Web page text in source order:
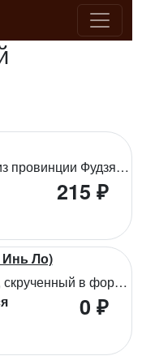
Высокогорный чай из провинции Фудзянь. Изготовлен из листьев и нежных почек. Богатый вкус и нежный аромат свойственен качественному чаю. Оставляет приятное сладковатое послевкусие. Очистительные свойства чая положительно сказываются на лимфатической системе, стимулирует жизнедеятельность, предупреждает старение клеток, накопление солей.
215 ₽
Инь Ло)
Замечательный чай, скрученный в форме спиралек из самых нежных листочков и чайных почек. Ему присущ характерный пряный аромат и сладковатый вкус. Большое количество антиоксидантов чая очищают клетки от свободных радикалов, омолаживают организм, витамины и микроэлементы укрепляют сердечно-сосудистую систему, способствуют правильному обмену веществ.
0 ₽